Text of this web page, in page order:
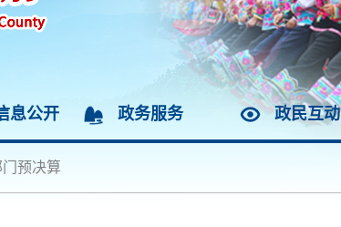
息公开 政务服务 政民互动
门预决算